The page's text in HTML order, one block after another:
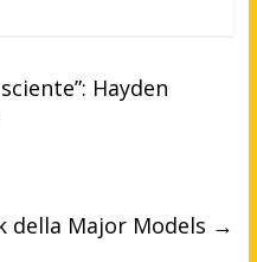
Hayden
della Major Models →